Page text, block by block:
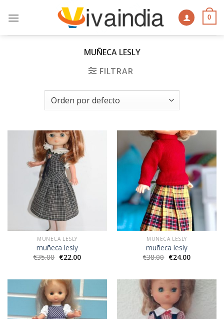
0
MUÑECA LESLY
FILTRAR
MUÑECA LESLY
muñeca lesly
€35.00 €22.00
MUÑECA LESLY
muñeca lesly
€38.00 €24.00